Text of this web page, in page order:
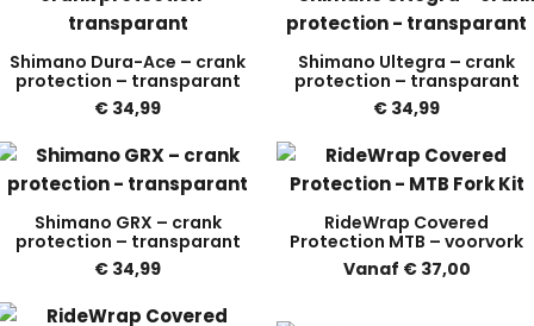
Shimano Dura-Ace – crank
protection – transparant
€ 34,99
Shimano Ultegra – crank
protection – transparant
€ 34,99
Shimano GRX – crank
protection – transparant
€ 34,99
RideWrap Covered
Protection MTB – voorvork
Vanaf €37,00